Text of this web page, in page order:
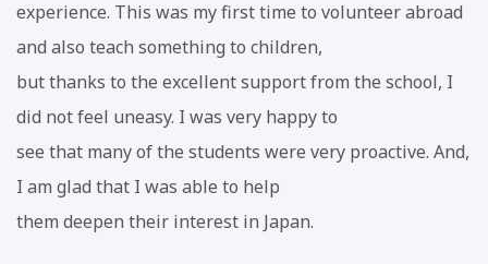
experience. This was my first time to volunteer abroad
and also teach something to children,
but thanks to the excellent support from the school, I
did not feel uneasy. I was very happy to
see that many of the students were very proactive. And,
I am glad that I was able to help
them deepen their interest in Japan.